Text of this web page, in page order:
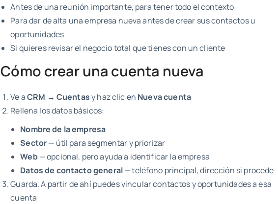
Antes de una reunión importante, para tener todo el contexto
Para dar de alta una empresa nueva antes de crear sus contactos u
oportunidades
Si quieres revisar el negocio total que tienes con un cliente
Cómo crear una cuenta nueva
Ve aCRM → Cuentasy haz clic en Nueva cuenta
Rellena los datos básicos:
Nombre de la empresa
Sector— útil para segmentar y priorizar
Web— opcional, pero ayuda a identificar la empresa
Datos de contacto general— teléfono principal, dirección si procede
Guarda. A partir de ahí puedes vincular contactos y oportunidades a esa
cuenta